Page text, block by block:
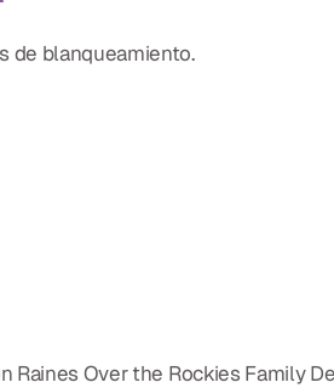
de blanqueamiento.
Over the Rockies Family